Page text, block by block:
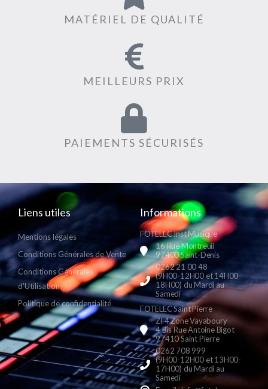
MATÉRIEL DE QUALITÉ
MEILLEURS PRIX
PAIEMENTS SÉCURISÉS
Liens utiles
Mentions légales
Conditions Générales de Vente
Conditions Générales
d'Utilisation
Politique de confidentialité
Informations
FOTELEC Inst Musique
16 Rue Montreuil
97400 Saint-Denis
0262 21 00 48
(9H00-12H00 et 14H00-
18H00) du Mardi au
Samedi
FOTELEC Saint Pierre
ZI 4 Zone Vayaboury
4 Bis Rue Antoine Bigot
97410 Saint Pierre
0262 708 999
(9H00-12H00 et 13H00-
17H00) du Mardi au
Samedi